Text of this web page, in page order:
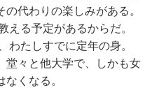
代わりの楽しみがある。
る予定があるからだ。
わたしすでに定年の身。
堂々と他大学で、しかも女
くなる。